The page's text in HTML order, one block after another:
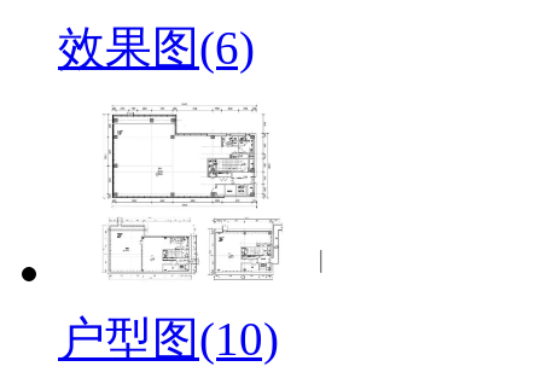
效果图(6)
户型图(10)